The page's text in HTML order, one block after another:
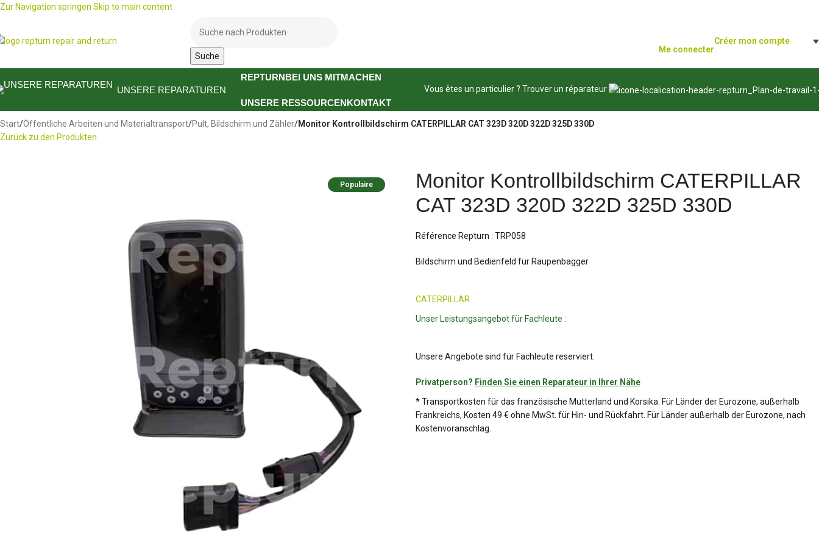
Zur Navigation springen Skip to main content
Suche
Me connecter
Créer mon compte
UNSERE REPARATUREN
REPTURNBEI UNS MITMACHEN
UNSERE RESSOURCENKONTAKT
Vous êtes un particulier ? Trouver un réparateur
Start/Öffentliche Arbeiten und Materialtransport/Pult, Bildschirm und Zähler/Monitor Kontrollbildschirm CATERPILLAR CAT 323D 320D 322D 325D 330D
Zurück zu den Produkten
Populaire
Monitor Kontrollbildschirm CATERPILLAR
CAT 323D 320D 322D 325D 330D
Référence Repturn : TRP058
Bildschirm und Bedienfeld für Raupenbagger
CATERPILLAR
Unser Leistungsangebot für Fachleute :
Unsere Angebote sind für Fachleute reserviert.
Privatperson? Finden Sie einen Reparateur in Ihrer Nähe
* Transportkosten für das französische Mutterland und Korsika. Für Länder der Eurozone, außerhalb
Frankreichs, Kosten 49 € ohne MwSt. für Hin- und Rückfahrt. Für Länder außerhalb der Eurozone, nach
Kostenvoranschlag.